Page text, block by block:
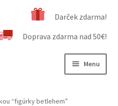
Darček zdarma!
Doprava zdarma nad 50€!
Menu
“figúrky betlehem”